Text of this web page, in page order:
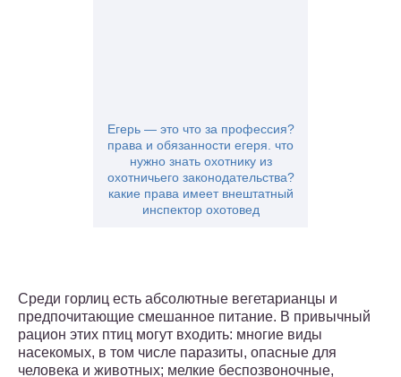
Егерь — это что за профессия?
права и обязанности егеря. что
нужно знать охотнику из
охотничьего законодательства?
какие права имеет внештатный
инспектор охотовед
Среди горлиц есть абсолютные вегетарианцы и
предпочитающие смешанное питание. В привычный
рацион этих птиц могут входить: многие виды
насекомых, в том числе паразиты, опасные для
человека и животных; мелкие беспозвоночные,